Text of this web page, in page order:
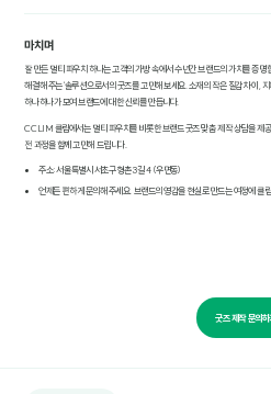
마치며
잘 만든 멀티 파우치 하나는 고객의 가방 속에서 수년간 브랜드의 가치를 증
해결해 주는 '솔루션'으로서의 굿즈를 고민해 보세요. 소재의 작은 질감 차이,
하나하나가 모여 브랜드에 대한 신뢰를 만듭니다.
CCLIM 클림에서는 멀티 파우치를 비롯한 브랜드 굿즈 맞춤 제작 상담을 제
전 과정을 함께 고민해 드립니다.
주소: 서울특별시 서초구 형촌3길 4 (우면동)
언제든 편하게 문의해 주세요. 브랜드의 영감을 현실로 만드는 여정에 클
굿즈 제작 문의하